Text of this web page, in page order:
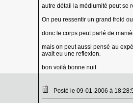
autre détail la médiumité peut se
On peu ressentir un grand froid
donc le corps peut parlé de
mais on peut aussi pensé au
avait eu une reflexion.
bon voilà bonne nuit
Posté le 09-01-2006 à